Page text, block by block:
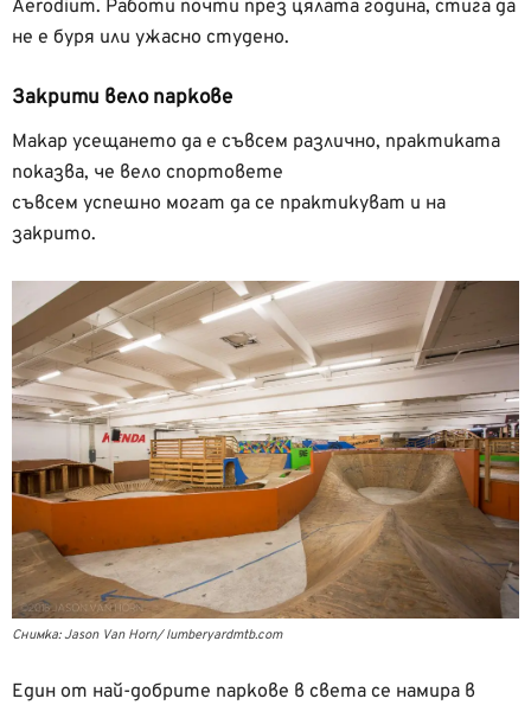
Aerodium. Работи почти през цялата година, стига да
не е буря или ужасно студено.
Закрити вело паркове
Макар усещането да е съвсем различно, практиката
показва, че вело спортовете
съвсем успешно могат да се практикуват и на
закрито.
Снимка: Jason Van Horn/ lumberyardmtb.com
Един от най-добрите паркове в света се намира в